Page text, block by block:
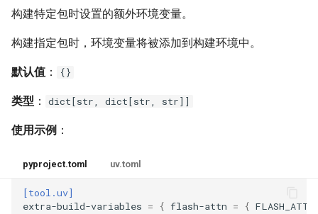
构建特定包时设置的额外环境变量。
构建指定包时，环境变量将被添加到构建环境中。
默认值 ： {}
类型 ： dict[str, dict[str, str]]
使用示例 ：
pyproject.toml uv.toml
[tool.uv]
extra-build-variables = { flash-attn = {